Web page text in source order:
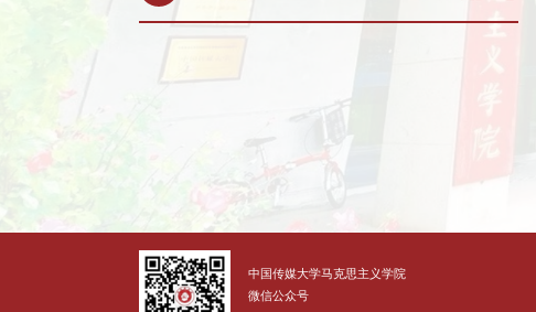
中国传媒大学马克思主义学院
微信公众号